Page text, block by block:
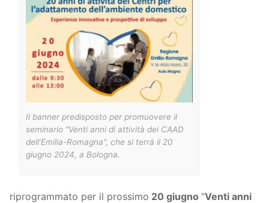
Il banner predisposto per promuovere il
seminario “Venti anni di attività dei CAAD
dell’Emilia-Romagna”, che si terrà il 20
giugno 2024, a Bologna.
riprogrammato per il prossimo 20 giugno “Venti anni